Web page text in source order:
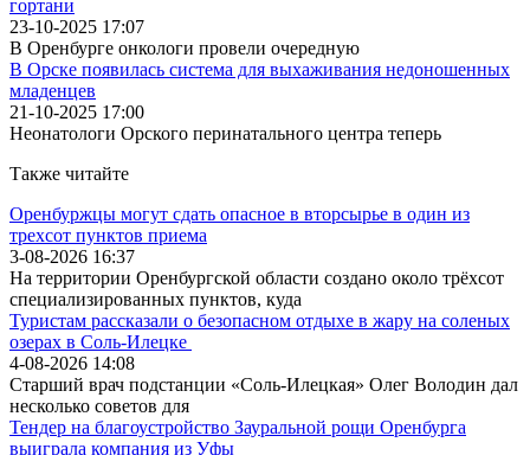
гортани
23-10-2025 17:07
В Оренбурге онкологи провели очередную
В Орске появилась система для выхаживания недоношенных
младенцев
21-10-2025 17:00
Неонатологи Орского перинатального центра теперь
Также читайте
Оренбуржцы могут сдать опасное в вторсырье в один из
трехсот пунктов приема
3-08-2026 16:37
На территории Оренбургской области создано около трёхсот
специализированных пунктов, куда
Туристам рассказали о безопасном отдыхе в жару на соленых
озерах в Соль-Илецке
4-08-2026 14:08
Старший врач подстанции «Соль-Илецкая» Олег Володин дал
несколько советов для
Тендер на благоустройство Зауральной рощи Оренбурга
выиграла компания из Уфы